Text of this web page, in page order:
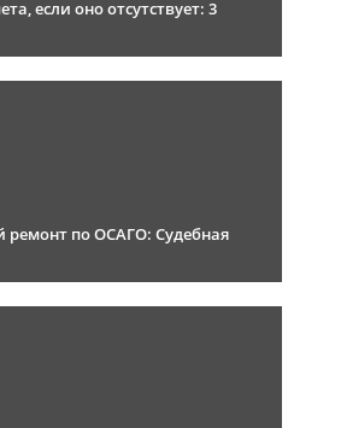
если оно отсутствует: 3
ремонт по ОСАГО: Судебная